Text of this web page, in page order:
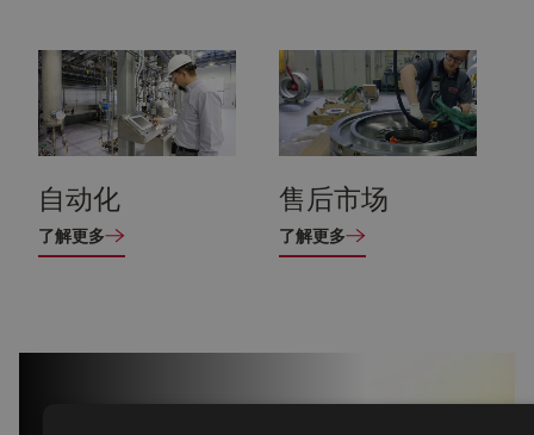
自动化
了解更多
售后市场
了解更多